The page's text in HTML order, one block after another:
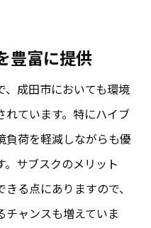
豊富に提供
成田市においても環境
れています。特にハイブ
負荷を軽減しながらも優
サブスクのメリット
る点にありますので、
ャンスも増えていま